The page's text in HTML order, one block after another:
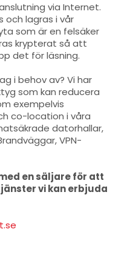
via Internet.
och lagras i vår
som är en felsäker
krypterat så att
det för läsning.
i behov av? Vi har
som kan reducera
exempelvis
co-location i våra
datorhallar,
VPN-
en säljare för att
vi kan erbjuda